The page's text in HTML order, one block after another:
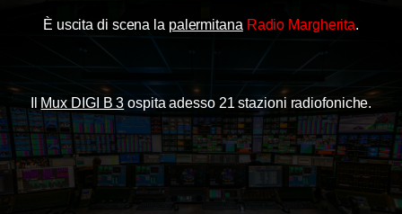
È uscita di scena la palermitana Radio Margherita.
Mux DIGI B 3 ospita adesso 21 stazioni radiofoniche.